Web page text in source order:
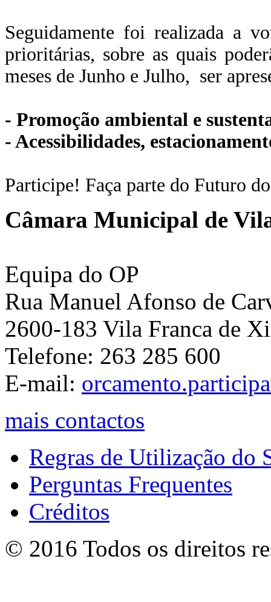
Seguidamente foi realizada a
prioritárias, sobre as quais
meses de Junho e Julho, ser
- Promoção ambiental e
- Acessibilidades,
Participe! Faça parte do Futuro
Câmara Municipal de
Equipa do OP
Rua Manuel Afonso de
2600-183 Vila Franca de
Telefone: 263 285 600
E-mail:
mais contactos
Regras de Utilização do
Perguntas Frequentes
Créditos
© 2016 Todos os direitos